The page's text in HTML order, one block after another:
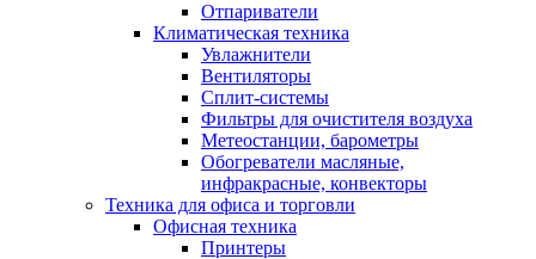
Отпариватели
Климатическая техника
Увлажнители
Вентиляторы
Сплит-системы
Фильтры для очистителя воздуха
Метеостанции, барометры
Обогреватели масляные,
инфракрасные, конвекторы
Техника для офиса и торговли
Офисная техника
Принтеры